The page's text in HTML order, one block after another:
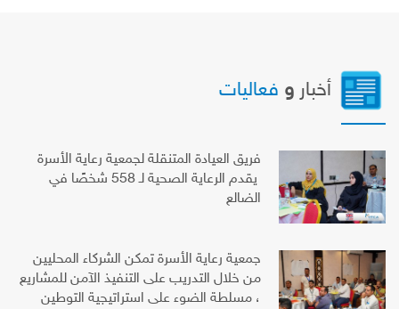
أخبار و فعاليات
فريق العيادة المتنقلة لجمعية رعاية الأسرة
يقدم الرعاية الصحية لـ 558 شخصًا في
الضالع
جمعية رعاية الأسرة تمكن الشركاء المحليين
من خلال التدريب على التنفيذ الآمن للمشاريع
، مسلطة الضوء على استراتيجية التوطين